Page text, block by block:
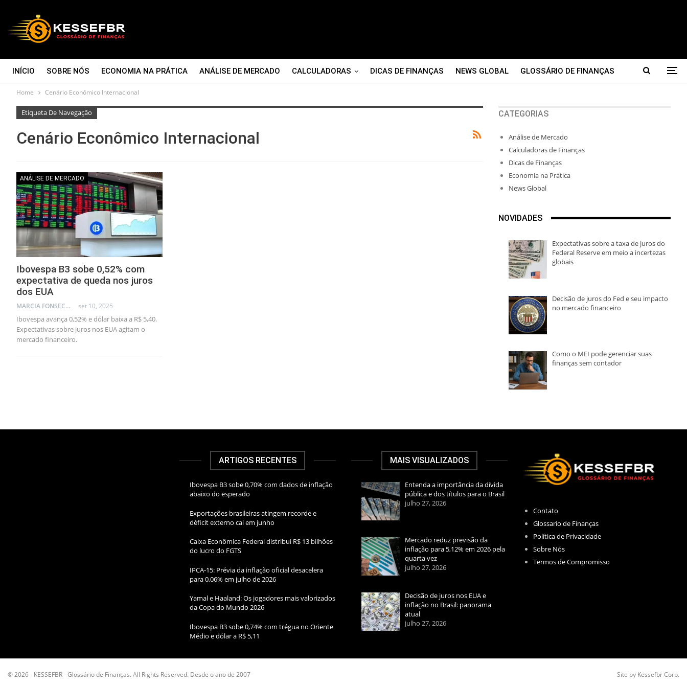
INÍCIO SOBRE NÓS ECONOMIA NA PRÁTICA ANÁLISE DE MERCADO CALCULADORAS DICAS DE FINANÇAS NEWS GLOBAL GLOSSÁRIO DE FINANÇAS
CONTATO
Home Cenário Econômico Internacional
Etiqueta De Navegação
Cenário Econômico Internacional
ANÁLISE DE MERCADO
Ibovespa B3 sobe 0,52% com
expectativa de queda nos juros
dos EUA
MARCIA FONSECA - FINANCIAL CONSULTANT set 10, 2025
Ibovespa avança 0,52% e dólar baixa a R$ 5,40.
Expectativas sobre juros nos EUA agitam o
mercado financeiro.
CATEGORIAS
Análise de Mercado
Calculadoras de Finanças
Dicas de Finanças
Economia na Prática
News Global
NOVIDADES
Expectativas sobre a taxa de juros do
Federal Reserve em meio a incertezas
globais
Decisão de juros do Fed e seu impacto
no mercado financeiro
Como o MEI pode gerenciar suas
finanças sem contador
ARTIGOS RECENTES
Ibovespa B3 sobe 0,70% com dados de inflação
abaixo do esperado
Exportações brasileiras atingem recorde e
déficit externo cai em junho
Caixa Econômica Federal distribui R$ 13 bilhões
do lucro do FGTS
IPCA-15: Prévia da inflação oficial desacelera
para 0,06% em julho de 2026
Yamal e Haaland: Os jogadores mais valorizados
da Copa do Mundo 2026
Ibovespa B3 sobe 0,74% com trégua no Oriente
Médio e dólar a R$ 5,11
MAIS VISUALIZADOS
Entenda a importância da dívida
pública e dos títulos para o Brasil
julho 27, 2026
Mercado reduz previsão da
inflação para 5,12% em 2026 pela
quarta vez
julho 27, 2026
Decisão de juros nos EUA e
inflação no Brasil: panorama
atual
julho 27, 2026
Contato
Glossario de Finanças
Política de Privacidade
Sobre Nós
Termos de Compromisso
© 2026 - KESSEFBR - Glossário de Finanças. All Rights Reserved. Desde o ano de 2007 Site by Kessefbr Corp.